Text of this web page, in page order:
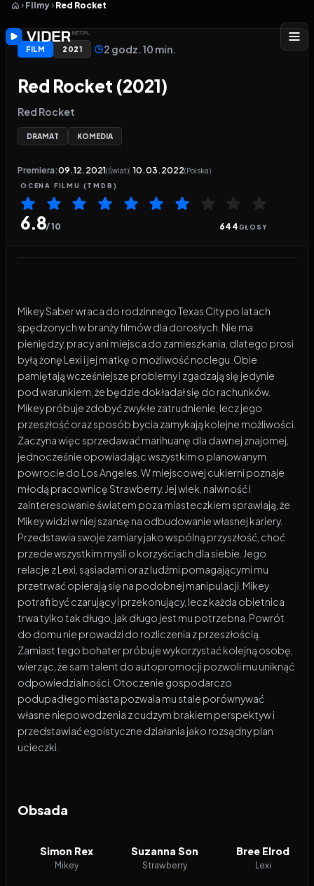
Filmy Red Rocket
FILM 2021 2 godz. 10 min.
Red Rocket (2021)
Red Rocket
DRAMAT KOMEDIA
Premiera:09.12.2021(Świat) 10.03.2022(Polska)
OCENA FILMU (TMDB)
6.8/ 10 644GŁOSY
Mikey Saber wraca do rodzinnego Texas City po latach
spędzonych w branży filmów dla dorosłych. Nie ma
pieniędzy, pracy ani miejsca do zamieszkania, dlatego prosi
byłą żonę Lexi i jej matkę o możliwość noclegu. Obie
pamiętają wcześniejsze problemy i zgadzają się jedynie
pod warunkiem, że będzie dokładał się do rachunków.
Mikey próbuje zdobyć zwykłe zatrudnienie, lecz jego
przeszłość oraz sposób bycia zamykają kolejne możliwości.
Zaczyna więc sprzedawać marihuanę dla dawnej znajomej,
jednocześnie opowiadając wszystkim o planowanym
powrocie do Los Angeles. W miejscowej cukierni poznaje
młodą pracownicę Strawberry. Jej wiek, naiwność i
zainteresowanie światem poza miasteczkiem sprawiają, że
Mikey widzi w niej szansę na odbudowanie własnej kariery.
Przedstawia swoje zamiary jako wspólną przyszłość, choć
przede wszystkim myśli o korzyściach dla siebie. Jego
relacje z Lexi, sąsiadami oraz ludźmi pomagającymi mu
przetrwać opierają się na podobnej manipulacji. Mikey
potrafi być czarujący i przekonujący, lecz każda obietnica
trwa tylko tak długo, jak długo jest mu potrzebna. Powrót
do domu nie prowadzi do rozliczenia z przeszłością.
Zamiast tego bohater próbuje wykorzystać kolejną osobę,
wierząc, że sam talent do autopromocji pozwoli mu uniknąć
odpowiedzialności. Otoczenie gospodarczo
podupadłego miasta pozwala mu stale porównywać
własne niepowodzenia z cudzym brakiem perspektyw i
przedstawiać egoistyczne działania jako rozsądny plan
ucieczki.
Obsada
Simon Rex
Mikey
Suzanna Son
Strawberry
Bree Elrod
Lexi